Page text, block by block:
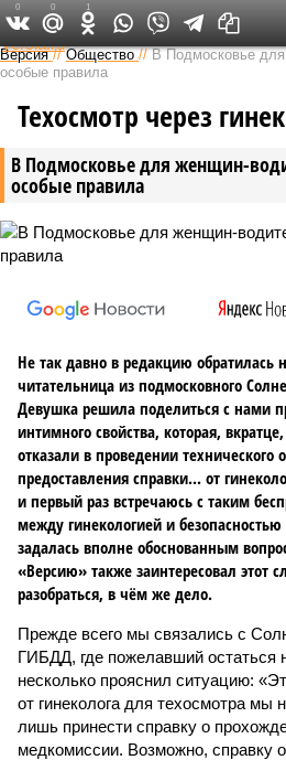
Федеральный
Версия //Общество //В Подмосковье
особые правила
В Подмосковье для женщин-
особые правила
Техосмотр через
Не так давно в редакцию обратилась
читательница из подмосковного
Девушка решила поделиться с нами
интимного свойства, которая,
отказали в проведении технического
предоставления справки... от
и первый раз встречаюсь с таким
между гинекологией и
задалась вполне обоснованным
«Версию» также заинтересовал этот
разобраться, в чём же дело.
Прежде всего мы связались с
ГИБДД, где пожелавший остаться
несколько прояснил ситуацию:
от гинеколога для техосмотра мы
лишь принести справку о
медкомиссии. Возможно, справку
0 0 1